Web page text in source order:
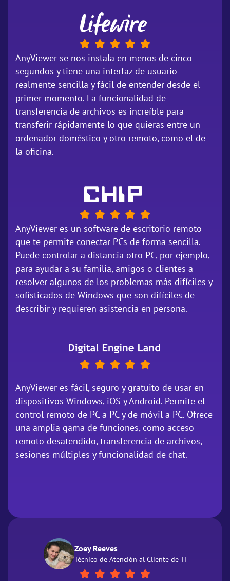
AnyViewer se nos instala en menos de cinco
segundos y tiene una interfaz de usuario
realmente sencilla y fácil de entender desde el
primer momento. La funcionalidad de
transferencia de archivos es increíble para
transferir rápidamente lo que quieras entre un
ordenador doméstico y otro remoto, como el de
la oficina.
AnyViewer es un software de escritorio remoto
que te permite conectar PCs de forma sencilla.
Puede controlar a distancia otro PC, por ejemplo,
para ayudar a su familia, amigos o clientes a
resolver algunos de los problemas más difíciles y
sofisticados de Windows que son difíciles de
describir y requieren asistencia en persona.
AnyViewer es fácil, seguro y gratuito de usar en
dispositivos Windows, iOS y Android. Permite el
control remoto de PC a PC y de móvil a PC. Ofrece
una amplia gama de funciones, como acceso
remoto desatendido, transferencia de archivos,
sesiones múltiples y funcionalidad de chat.
Zoey Reeves
Técnico de Atención al Cliente de TI